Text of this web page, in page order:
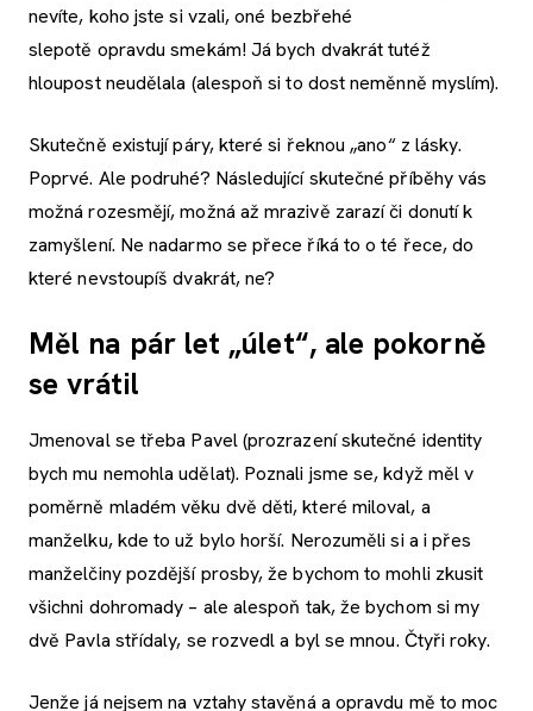
nevíte, koho jste si vzali, oné bezbřehé
slepotě opravdu smekám! Já bych dvakrát tutéž
hloupost neudělala (alespoň si to dost neměnně myslím).
Skutečně existují páry, které si řeknou „ano“ z lásky.
Poprvé. Ale podruhé? Následující skutečné příběhy vás
možná rozesmějí, možná až mrazivě zarazí či donutí k
zamyšlení. Ne nadarmo se přece říká to o té řece, do
které nevstoupíš dvakrát, ne?
Měl na pár let „úlet“, ale pokorně
se vrátil
Jmenoval se třeba Pavel (prozrazení skutečné identity
bych mu nemohla udělat). Poznali jsme se, když měl v
poměrně mladém věku dvě děti, které miloval, a
manželku, kde to už bylo horší. Nerozuměli si a i přes
manželčiny pozdější prosby, že bychom to mohli zkusit
všichni dohromady – ale alespoň tak, že bychom si my
dvě Pavla střídaly, se rozvedl a byl se mnou. Čtyři roky.
Jenže já nejsem na vztahy stavěná a opravdu mě to moc